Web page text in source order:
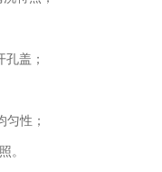
；
使用时可打开孔盖；
性；
。